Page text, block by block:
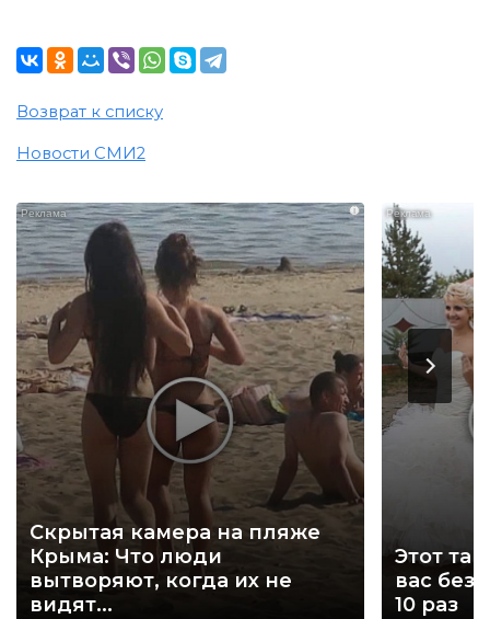
Возврат к списку
Новости СМИ2
i
Скрытая камера на пляже
Крыма: Что люди
вытворяют, когда их не
видят...
Этот
вас без
10 раз